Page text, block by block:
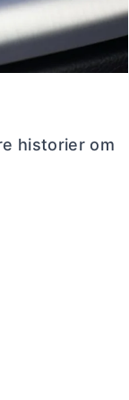
historier om